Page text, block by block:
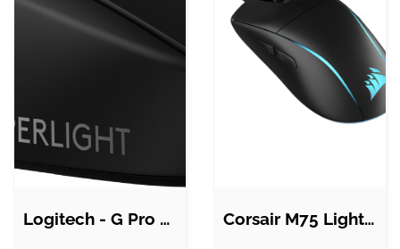
Logitech - G Pro X Superlight 2… Corsair M75 Lightweight RGB - Gaming Mus…